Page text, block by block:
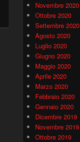
Novembre 2020
Ottobre 2020
Settembre 2020
Agosto 2020
Luglio 2020
Giugno 2020
Maggio 2020
Aprile 2020
Marzo 2020
Febbraio 2020
Gennaio 2020
Dicembre 2019
Novembre 2019
Ottobre 2019